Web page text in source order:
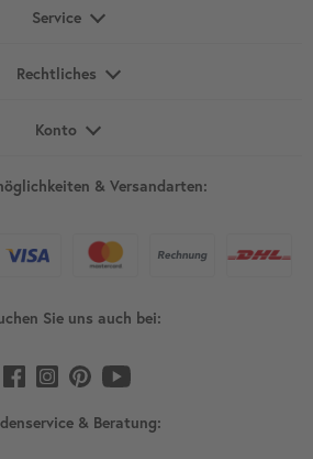
Service
Rechtliches
Konto
& Versandarten:
Sie uns auch bei:
& Beratung: